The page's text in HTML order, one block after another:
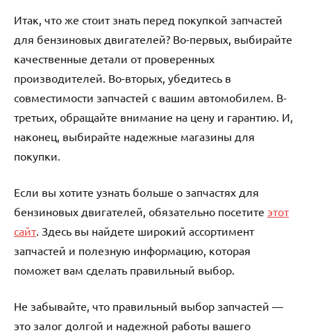
Итак, что же стоит знать перед покупкой запчастей
для бензиновых двигателей? Во-первых, выбирайте
качественные детали от проверенных
производителей. Во-вторых, убедитесь в
совместимости запчастей с вашим автомобилем. В-
третьих, обращайте внимание на цену и гарантию. И,
наконец, выбирайте надежные магазины для
покупки.
Если вы хотите узнать больше о запчастях для
бензиновых двигателей, обязательно посетите этот
сайт. Здесь вы найдете широкий ассортимент
запчастей и полезную информацию, которая
поможет вам сделать правильный выбор.
Не забывайте, что правильный выбор запчастей —
это залог долгой и надежной работы вашего